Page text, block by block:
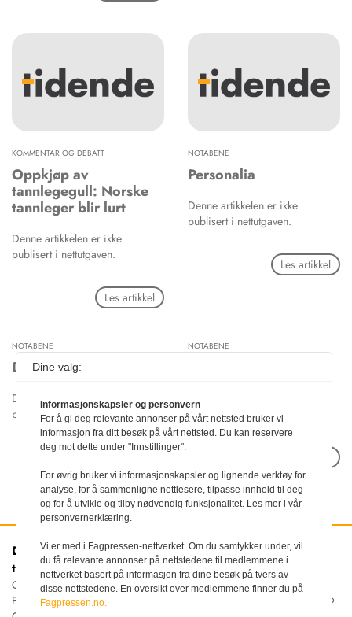
KOMMENTAR OG DEBATT
Oppkjøp av
tannlegegull: Norske
tannleger blir lurt
Denne artikkelen er ikke
publisert i nettutgaven.
Les artikkel
NOTABENE
Personalia
Denne artikkelen er ikke
publisert i nettutgaven.
Les artikkel
NOTABENE
Dental handlekurv
Denne artikkelen er ikke
publisert i nettutgaven.
NOTABENE
Denne artikkelen er ikke
publisert i nettutgaven.
Den norske
tannlegeforenings Tidende
Christiania Torv 5, 0158 Oslo
Postboks 2073 Vika, 0125
Kontakt oss
Tlf:22 54 74 00
E-post:
tidende@tannlegeforeningen.no
Dine valg:
Informasjonskapsler og personvern
For å gi deg relevante annonser på vårt nettsted bruker vi
informasjon fra ditt besøk på vårt nettsted. Du kan reservere
deg mot dette under "Innstillinger".
For øvrig bruker vi informasjonskapsler og lignende verktøy for
analyse, for å sammenligne nettlesere, tilpasse innhold til deg
og for å utvikle og tilby nødvendig funksjonalitet. Les mer i vår
personvernerklæring.
Vi er med i Fagpressen-nettverket. Om du samtykker under, vil
du få relevante annonser på nettstedene til medlemmene i
nettverket basert på informasjon fra dine besøk på tvers av
disse nettstedene. En oversikt over medlemmene finner du på
Fagpressen.no.